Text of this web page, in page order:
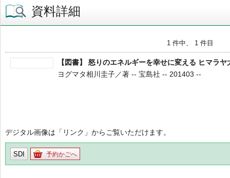
資料詳細
1 件中、 1 件目
【図書】 怒りのエネルギーを幸せに変える ヒマラ
ヨグマタ相川圭子／著 -- 宝島社 -- 201403 --
デジタル画像は「リンク」からご覧いただけます。
SDI 予約かごへ